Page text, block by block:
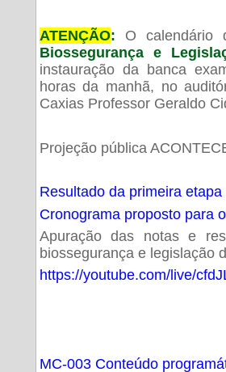
ATENÇÃO: O calendário
Biossegurança e
instauração da banca
horas da manhã, no
Caxias Professor Geraldo
Projeção pública
Resultado da primeira
Cronograma proposto para
Apuração das notas e
biossegurança e legislação
https://youtube.com/live/
MC-003 Conteúdo